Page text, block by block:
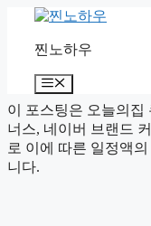
너
뛰
기
찐노하우
메
이 포스팅은 오늘의집
너스, 네이버 브랜드
로 이에 따른 일정액
니다.